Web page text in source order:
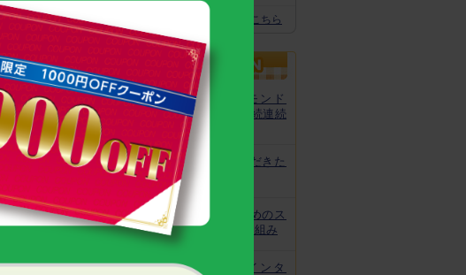
スクスクのっぽくん推奨全グッズはこちら
カルシウムグミが、モンド
「最高金賞」を13年連続連続
非常時にお役立ていただきた
いトレーニング
皆様の安心と安全のためのス
クスクのっぽくんの取り組み
なでしこ宮間選手にインタ